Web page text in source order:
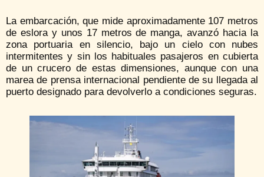
La embarcación, que mide aproximadamente 107 metros
de eslora y unos 17 metros de manga, avanzó hacia la
zona portuaria en silencio, bajo un cielo con nubes
intermitentes y sin los habituales pasajeros en cubierta
de un crucero de estas dimensiones, aunque con una
marea de prensa internacional pendiente de su llegada al
puerto designado para devolverlo a condiciones seguras.